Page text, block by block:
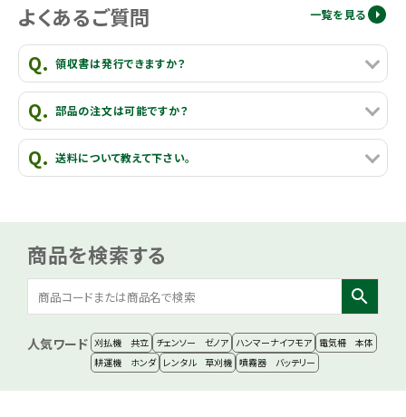
よくあるご質問 一覧を見る
領収書は発行できますか？
部品の注文は可能ですか？
送料について教えて下さい。
商品を検索する
search
人気ワード 刈払機 共立 チェンソー ゼノア ハンマーナイフモア 電気柵 本体
耕運機 ホンダ レンタル 草刈機 噴霧器 バッテリー